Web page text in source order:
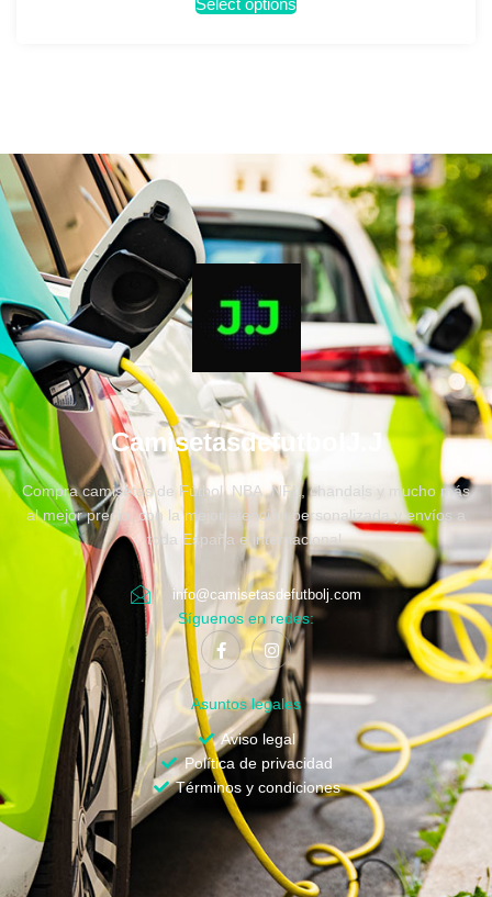
Select options
CamisetasdefutbolJ.J
Compra camisetas de Fútbol, NBA, NFL, chandals y mucho más
al mejor precio, con la mejor atención personalizada y envíos a
toda España e internacional.
info@camisetasdefutbolj.com
Síguenos en redes:
Asuntos legales
Aviso legal
Política de privacidad
Términos y condiciones